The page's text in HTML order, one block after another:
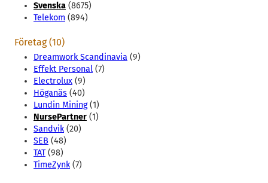
Svenska (8675)
Telekom (894)
Företag (10)
Dreamwork Scandinavia (9)
Effekt Personal (7)
Electrolux (9)
Höganäs (40)
Lundin Mining(1)
NursePartner (1)
Sandvik(20)
SEB (48)
TAT(98)
TimeZynk(7)